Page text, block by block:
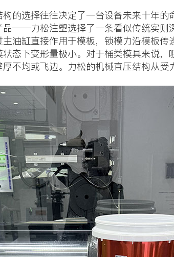
的选择往往决定了一台设备未来十年
——力松注塑选择了一条看似传统实则
油缸直接作用于模板，锁模力沿模板
态下变形量极小。对于桶类模具来说
不均或飞边。力松的机械直压结构从